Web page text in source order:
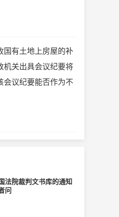
国有土地上房屋的补
机关出具会议纪要将
会议纪要能否作为不
法院裁判文书库的通知
问